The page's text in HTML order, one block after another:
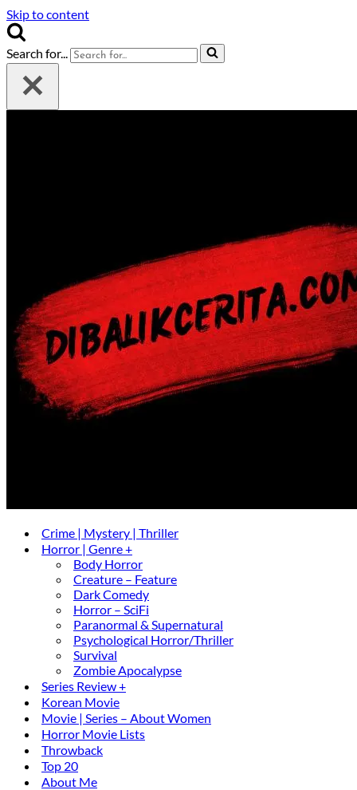
Skip to content
Search for...
Crime | Mystery | Thriller
Horror | Genre +
Body Horror
Creature – Feature
Dark Comedy
Horror – SciFi
Paranormal & Supernatural
Psychological Horror/Thriller
Survival
Zombie Apocalypse
Series Review +
Korean Movie
Movie | Series – About Women
Horror Movie Lists
Throwback
Top 20
About Me